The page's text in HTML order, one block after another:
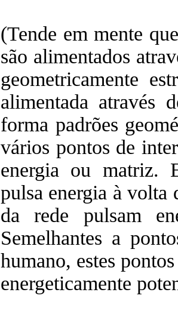
(Tende em mente
são alimentados
geometricamente
alimentada através
forma padrões
vários pontos de
energia ou matriz.
pulsa energia à volta
da rede pulsam
Semelhantes a
humano, estes
energeticamente